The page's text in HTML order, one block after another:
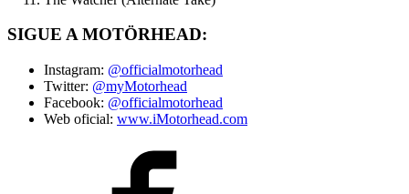
SIGUE A MOTÖRHEAD:
Instagram: @officialmotorhead
Twitter: @myMotorhead
Facebook: @officialmotorhead
Web oficial: www.iMotorhead.com